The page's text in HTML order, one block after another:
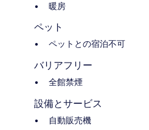
暖房
ペット
ペットとの宿泊不可
バリアフリー
全館禁煙
設備とサービス
自動販売機